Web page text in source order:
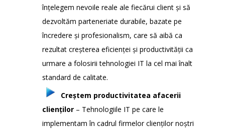
înțelegem nevoile reale ale fiecărui client și să
dezvoltăm parteneriate durabile, bazate pe
încredere și profesionalism, care să aibă ca
rezultat creșterea eficienței și productivității ca
urmare a folosirii tehnologiei IT la cel mai înalt
standard de calitate.
Creștem productivitatea afacerii
clienților – Tehnologiile IT pe care le
implementam în cadrul firmelor clienților noștri